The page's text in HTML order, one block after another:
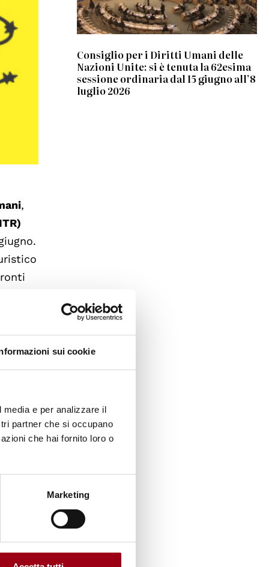
sui cookie
e per analizzare il
partner che si occupano
che hai fornito loro o
Marketing
,
on
e
sul
per
di
Consiglio per i Diritti Umani delle
Nazioni Unite: si è tenuta la 62esima
sessione ordinaria dal 15 giugno all’8
luglio 2026